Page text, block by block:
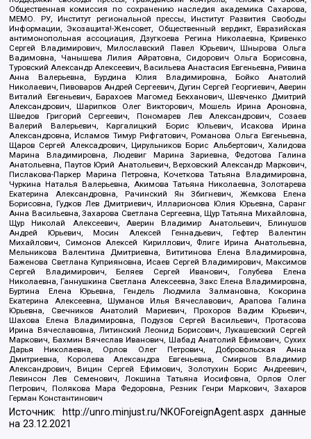
Общественная комиссия по сохранению наследия академика Сахарова,
МЕМО. РУ, Институт региональной прессы, Институт Развития Свободы
Информации, Экозащита!-Женсовет, Общественный вердикт, Евразийская
антимонопольная ассоциация, Дзугкоева Регина Николаевна, Кривенко
Сергей Владимирович, Милославский Павел Юрьевич, Шнырова Ольга
Вадимовна, Чанышева Лилия Айратовна, Сидорович Ольга Борисовна,
Туровский Александр Алексеевич, Васильева Анастасия Евгеньевна, Ривина
Анна Валерьевна, Бурдина Юлия Владимировна, Бойко Анатолий
Николаевич, Пивоваров Андрей Сергеевич, Дугин Сергей Георгиевич, Аверин
Виталий Евгеньевич, Барахоев Магомед Бекханович, Шевченко Дмитрий
Александрович, Шарипков Олег Викторович, Мошель Ирина Ароновна,
Шведов Григорий Сергеевич, Пономарев Лев Александрович, Созаев
Валерий Валерьевич, Каргалицкий Борис Юльевич, Исакова Ирина
Александровна, Исламов Тимур Рифгатович, Романова Ольга Евгеньевна,
Щаров Сергей Алексадрович, Цирульников Борис Альбертович, Халидова
Марина Владимировна, Людевиг Марина Зариевна, Федотова Галина
Анатольевна, Паутов Юрий Анатольевич, Верховский Александр Маркович,
Пислакова-Паркер Марина Петровна, Кочеткова Татьяна Владимировна,
Чуркина Наталья Валерьевна, Акимова Татьяна Николаевна, Золотарева
Екатерина Александровна, Рачинский Ян Збигневич, Жемкова Елена
Борисовна, Гудков Лев Дмитриевич, Илларионова Юлия Юрьевна, Саранг
Анна Васильевна, Захарова Светлана Сергеевна, Щур Татьяна Михайловна,
Щур Николай Алексеевич, Аверин Владимир Анатольевич, Блинушов
Андрей Юрьевич, Мосин Алексей Геннадьевич, Гефтер Валентин
Михайлович, Симонов Алексей Кириллович, Флиге Ирина Анатольевна,
Мельникова Валентина Дмитриевна, Вититинова Елена Владимировна,
Баженова Светлана Куприяновна, Исаев Сергей Владимирович, Максимов
Сергей Владимирович, Беляев Сергей Иванович, Голубева Елена
Николаевна, Ганнушкина Светлана Алексеевна, Закс Елена Владимировна,
Буртина Елена Юрьевна, Гендель Людмила Залмановна, Кокорина
Екатерина Алексеевна, Шуманов Илья Вячеславович, Арапова Галина
Юрьевна, Свечников Анатолий Мариевич, Прохоров Вадим Юрьевич,
Шахова Елена Владимировна, Подузов Сергей Васильевич, Протасова
Ирина Вячеславовна, Литинский Леонид Борисович, Лукашевский Сергей
Маркович, Бахмин Вячеслав Иванович, Шабад Анатолий Ефимович, Сухих
Дарья Николаевна, Орлов Олег Петрович, Добровольская Анна
Дмитриевна, Королева Александра Евгеньевна, Смирнов Владимир
Александрович, Вицин Сергей Ефимович, Золотухин Борис Андреевич,
Левинсон Лев Семенович, Локшина Татьяна Иосифовна, Орлов Олег
Петрович, Полякова Мара Федоровна, Резник Генри Маркович, Захаров
Герман Константинович
Источник: http://unro.minjust.ru/NKOForeignAgent.aspxданные
на23.12.2021